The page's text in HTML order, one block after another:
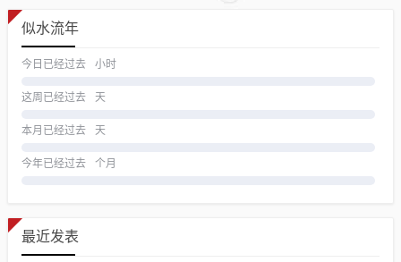
似水流年
今日已经过去 小时
这周已经过去 天
本月已经过去 天
今年已经过去 个月
最近发表